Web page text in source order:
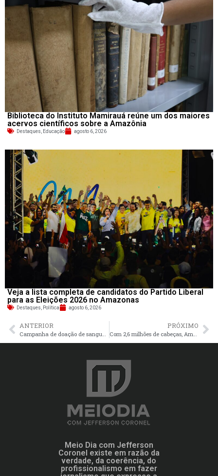
Biblioteca do Instituto Mamirauá reúne um dos maiores
acervos científicos sobre a Amazônia
Destaques Educação agosto 6, 2026
Veja a lista completa de candidatos do Partido Liberal
para as Eleições 2026 no Amazonas
Destaques Política agosto 6, 2026
ANTERIOR PRÓXIMO
Meio Dia com Jefferson
Coronel existe em razão da
verdade, da coerência, do
profissionalismo em fazer